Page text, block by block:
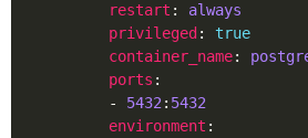
restart : always
privileged : true
container_name:
ports
        -
5432: 5432
environment